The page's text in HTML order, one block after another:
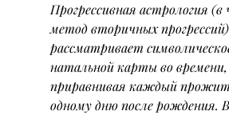
Прогрессивная астрология
метод вторичных прогрессий)
рассматривает
натальной карты во времени,
приравнивая каждый
одному дню после рождения.